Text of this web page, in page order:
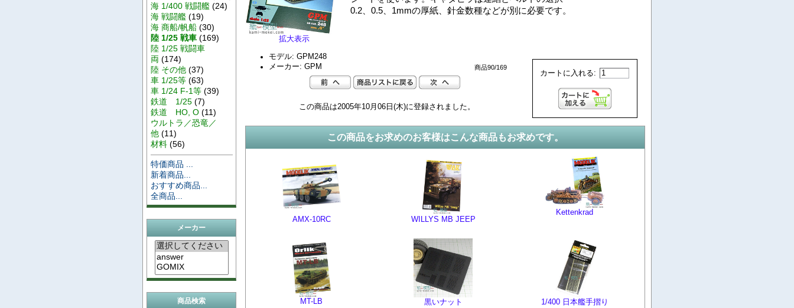
海 1/400 戦闘艦(24)
海 戦闘艦(19)
海 商船/帆船(30)
陸 1/25 戦車(169)
陸 1/25 戦闘車
両 (174)
陸 その他(37)
車 1/25等(63)
車 1/24 F-1等(39)
鉄道 1/25(7)
鉄道 HO, O(11)
ウルトラ／恐竜／
他(11)
材料(56)
特価商品 ...
新着商品...
おすすめ商品...
全商品...
メーカー
商品検索
拡大表示
0.2、0.5、1mmの厚紙、針金数種などが別に必要です。
カートに入れる:
モデル: GPM248
メーカー: GPM
商品90/169
この商品は2005年10月06日(木)に登録されました。
この商品をお求めのお客様はこんな商品もお求めです。
AMX-10RC WILLYS MB JEEP
Kettenkrad
MT-LB 黒いナット 1/400 日本艦手摺り